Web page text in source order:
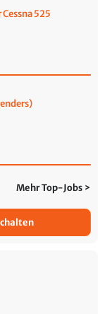
525
Mehr Top-Jobs >